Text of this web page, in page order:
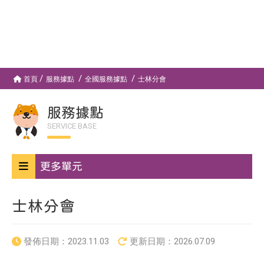
首頁 服務據點 全國服務據點 士林分會
服務據點
SERVICE BASE
更多單元
士林分會
發佈日期： 2023.11.03 更新日期： 2026.07.09